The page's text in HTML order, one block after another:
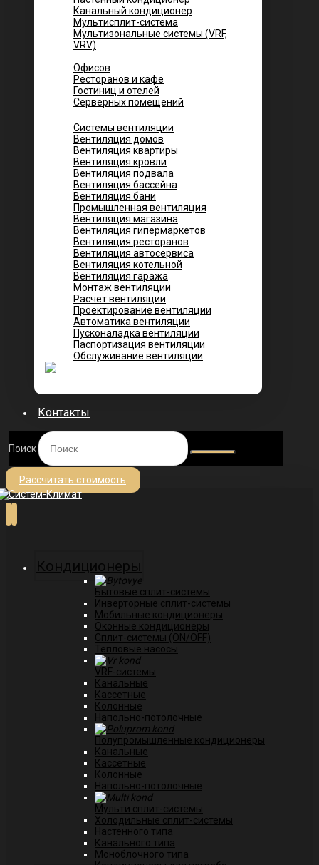
Канальный кондиционер
Мультисплит-система
Мультизональные системы (VRF,
VRV)
Офисов
Ресторанов и кафе
Гостиниц и отелей
Серверных помещений
Системы вентиляции
Вентиляция домов
Вентиляция квартиры
Вентиляция кровли
Вентиляция подвала
Вентиляция бассейна
Вентиляция бани
Промышленная вентиляция
Вентиляция магазина
Вентиляция гипермаркетов
Вентиляция ресторанов
Вентиляция автосервиса
Вентиляция котельной
Вентиляция гаража
Монтаж вентиляции
Расчет вентиляции
Проектирование вентиляции
Автоматика вентиляции
Пусконаладка вентиляции
Паспортизация вентиляции
Обслуживание вентиляции
Контакты
Поиск
Рассчитать стоимость
Кондиционеры
Бытовые сплит-системы
Инверторные сплит-системы
Мобильные кондиционеры
Оконные кондиционеры
Сплит-системы (ON/OFF)
Тепловые насосы
VRF-системы
Канальные
Касcетные
Колонные
Напольно-потолочные
Полупромышленные кондиционеры
Канальные
Кассетные
Колонные
Напольно-потолочные
Мульти сплит-системы
Холодильные сплит-системы
Настенного типа
Канального типа
Моноблочного типа